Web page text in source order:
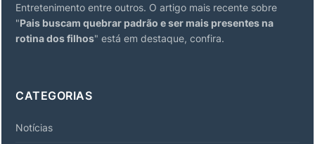
Entretenimento entre outros. O artigo mais recente sobre
"Pais buscam quebrar padrão e ser mais presentes na
rotina dos filhos" está em destaque, confira.
CATEGORIAS
Notícias